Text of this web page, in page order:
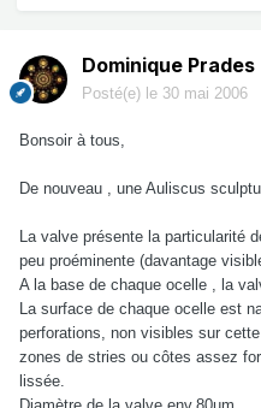
Dominique Prades
Posté(e) le 30 mai 2006
Bonsoir à tous,
De nouveau , une Auliscus
La valve présente la particularité
peu proéminente (davantage
A la base de chaque ocelle , la
La surface de chaque ocelle est
perforations, non visibles sur
zones de stries ou côtes assez
lissée.